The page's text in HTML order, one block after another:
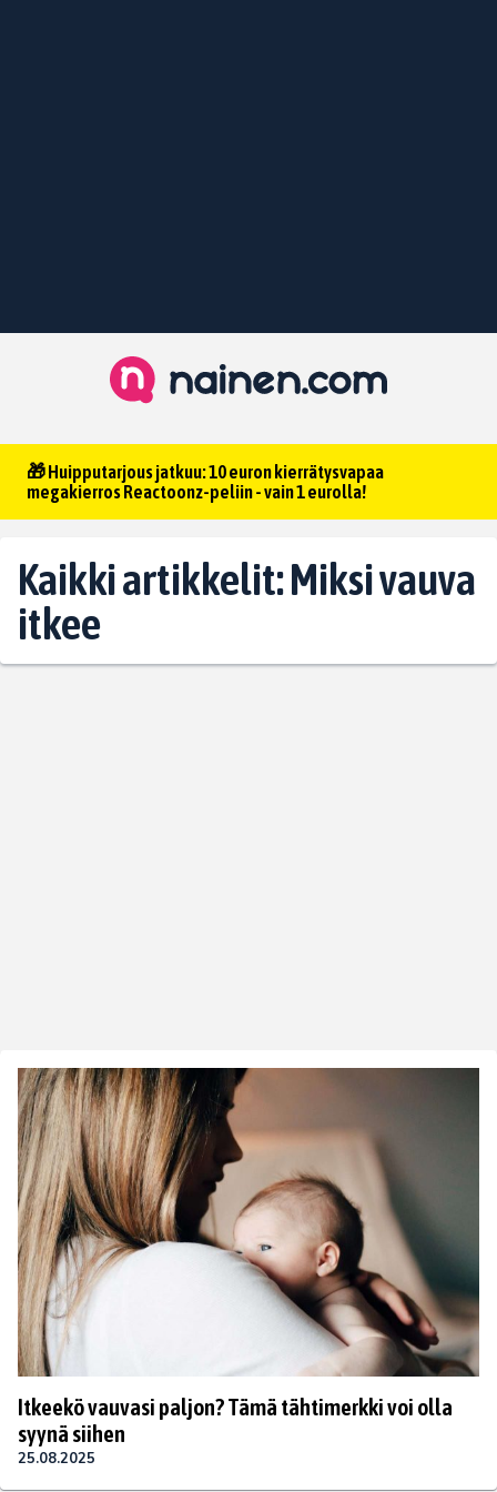
🎁 Huipputarjous jatkuu: 10 euron kierrätysvapaa
megakierros Reactoonz-peliin - vain 1 eurolla!
Kaikki artikkelit: Miksi vauva
itkee
Itkeekö vauvasi paljon? Tämä tähtimerkki voi olla
syynä siihen
25.08.2025